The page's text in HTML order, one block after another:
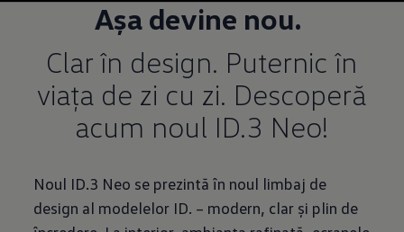
Așa devine nou.
Clar în design. Puternic în
viața de zi cu zi. Descoperă
acum noul ID.3 Neo!
Noul ID.3 Neo se prezintă în noul limbaj de
design al modelelor ID. – modern, clar și plin de